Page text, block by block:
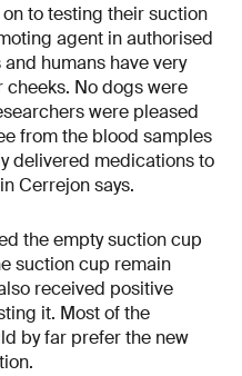
to testing their suction
agent in authorised
humans have very
No dogs were
were pleased
from the blood samples
delivered medications to
Cerrejon says.
the empty suction cup
suction cup remain
received positive
it. Most of the
by far prefer the new